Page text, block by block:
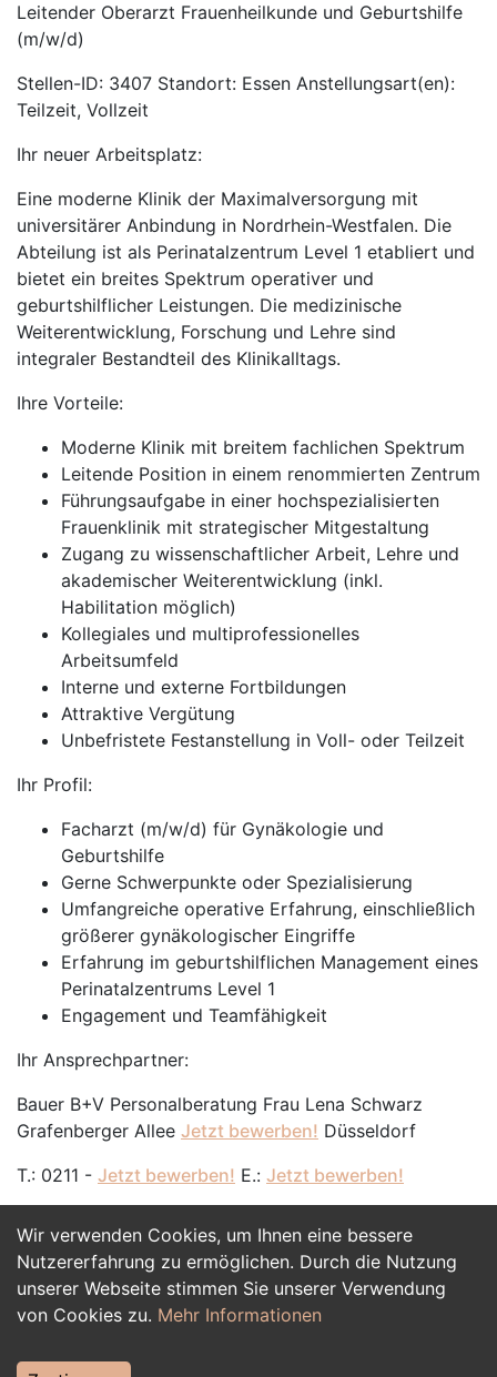
Wir verwenden Cookies, um Ihnen eine bessere
Nutzererfahrung zu ermöglichen. Durch die Nutzung
unserer Webseite stimmen Sie unserer Verwendung
von Cookies zu. Mehr Informationen
Leitender Oberarzt Frauenheilkunde und Geburtshilfe
(m/w/d)
Stellen-ID: 3407 Standort: Essen Anstellungsart(en):
Teilzeit, Vollzeit
Ihr neuer Arbeitsplatz:
Eine moderne Klinik der Maximalversorgung mit
universitärer Anbindung in Nordrhein-Westfalen. Die
Abteilung ist als Perinatalzentrum Level 1 etabliert und
bietet ein breites Spektrum operativer und
geburtshilflicher Leistungen. Die medizinische
Weiterentwicklung, Forschung und Lehre sind
integraler Bestandteil des Klinikalltags.
Ihre Vorteile:
Moderne Klinik mit breitem fachlichen Spektrum
Leitende Position in einem renommierten Zentrum
Führungsaufgabe in einer hochspezialisierten
Frauenklinik mit strategischer Mitgestaltung
Zugang zu wissenschaftlicher Arbeit, Lehre und
akademischer Weiterentwicklung (inkl.
Habilitation möglich)
Kollegiales und multiprofessionelles
Arbeitsumfeld
Interne und externe Fortbildungen
Attraktive Vergütung
Unbefristete Festanstellung in Voll- oder Teilzeit
Ihr Profil:
Facharzt (m/w/d) für Gynäkologie und
Geburtshilfe
Gerne Schwerpunkte oder Spezialisierung
Umfangreiche operative Erfahrung, einschließlich
größerer gynäkologischer Eingriffe
Erfahrung im geburtshilflichen Management eines
Perinatalzentrums Level 1
Engagement und Teamfähigkeit
Ihr Ansprechpartner:
Bauer B+V Personalberatung Frau Lena Schwarz
Grafenberger Allee Jetzt bewerben! Düsseldorf
T.: 0211 - Jetzt bewerben! E.: Jetzt bewerben!
Jetzt Bewerben